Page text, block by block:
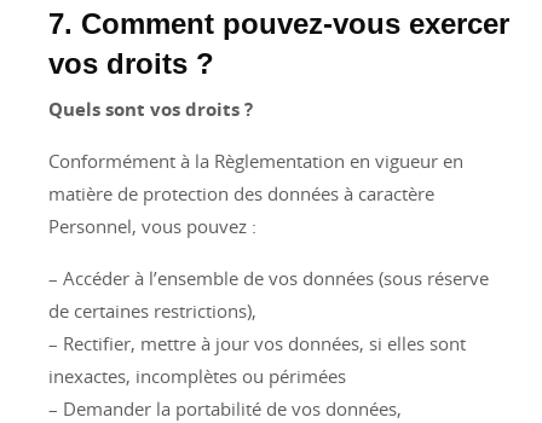
7. Comment pouvez-vous exercer
vos droits ?
Quels sont vos droits ?
Conformément à la Règlementation en vigueur en
matière de protection des données à caractère
Personnel, vous pouvez :
– Accéder à l’ensemble de vos données (sous réserve
de certaines restrictions),
– Rectifier, mettre à jour vos données, si elles sont
inexactes, incomplètes ou périmées
– Demander la portabilité de vos données,